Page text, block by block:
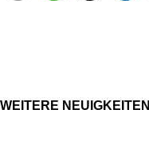
WEITERE NEU­IG­KEI­TEN